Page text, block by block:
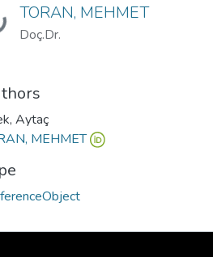
TORAN, MEHMET
Doç.Dr.
Aytaç
MEHMET